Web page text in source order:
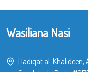
Wasiliana Nasi
Hadiqat al-Khalideen,